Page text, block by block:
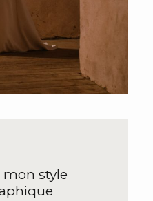
mon style